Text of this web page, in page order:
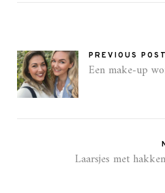
PREVIOUS POST
Een make-up
Laarsjes met